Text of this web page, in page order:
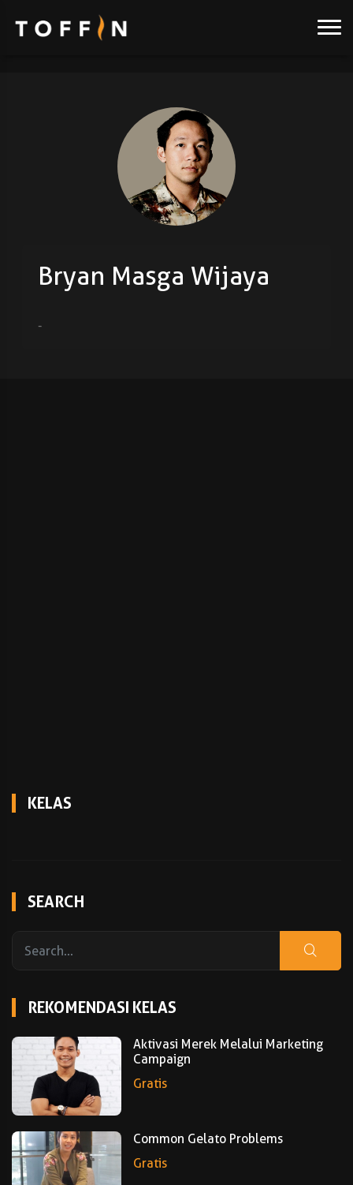
Bryan Masga Wijaya
-
KELAS
SEARCH
REKOMENDASI KELAS
Aktivasi Merek Melalui Marketing
Campaign
Gratis
Common Gelato Problems
Gratis